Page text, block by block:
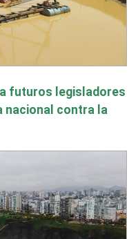
futuros legisladores
nacional contra la